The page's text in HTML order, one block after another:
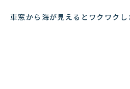
車窓から海が見えるとワクワクし